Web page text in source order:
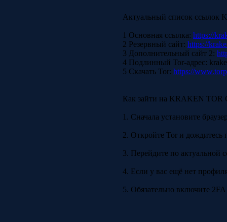
Актуальный список ссылок
1 Основная ссылка: https://
2 Резервный сайт: https://
3 Дополнительный сайт 2:
4 Подлинный Tor-адрес:
5 Скачать Tor: https://
Как зайти на KRAKEN TOR
1. Сначала установите
2. Откройте Tor и дождитесь
3. Перейдите по актуальной
4. Если у вас ещё нет
5. Обязательно включите